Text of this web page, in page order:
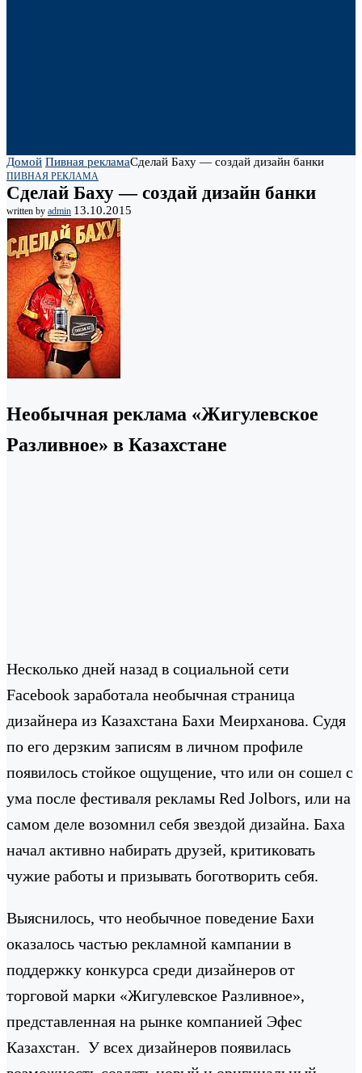
Домой Пивная рекламаСделай Баху — создай дизайн банки
ПИВНАЯ РЕКЛАМА
Сделай Баху — создай дизайн банки
written by admin 13.10.2015
Необычная реклама «Жигулевское
Разливное» в Казахстане
Несколько дней назад в социальной сети
Facebook заработала необычная страница
дизайнера из Казахстана Бахи Меирханова. Судя
по его дерзким записям в личном профиле
появилось стойкое ощущение, что или он сошел с
ума после фестиваля рекламы Red Jolbors, или на
самом деле возомнил себя звездой дизайна. Баха
начал активно набирать друзей, критиковать
чужие работы и призывать боготворить себя.
Выяснилось, что необычное поведение Бахи
оказалось частью рекламной кампании в
поддержку конкурса среди дизайнеров от
торговой марки «Жигулевское Разливное»,
представленная на рынке компанией Эфес
Казахстан. У всех дизайнеров появилась